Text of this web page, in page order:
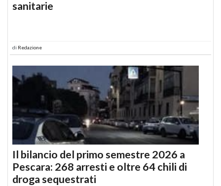
sanitarie
di Redazione
Il bilancio del primo semestre 2026 a
Pescara: 268 arresti e oltre 64 chili di
droga sequestrati